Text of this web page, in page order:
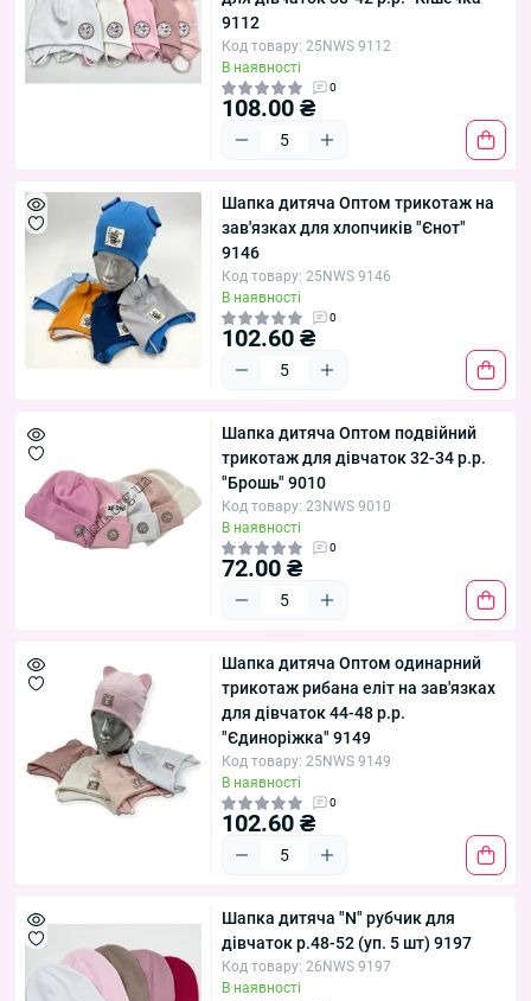
Умови замовлення
Мінімальне замовлення — від 1 упаковки (5
одиниць). Завозити у лютому та серпні до початку
кожного сезону. Доставка: Нова Пошта, Укрпошта,
Meest. Самовивіз — Промтоварний ринок 7км, м.
Одеса, вул. Базова, 17.
9112
Код товару: 25NWS 9112
В наявності
0
108.00 ₴
Шапка дитяча Оптом трикотаж на
зав'язках для хлопчиків "Єнот"
9146
Код товару: 25NWS 9146
В наявності
0
102.60 ₴
Шапка дитяча Оптом подвійний
трикотаж для дівчаток 32-34 р.р.
"Брошь" 9010
Код товару: 23NWS 9010
В наявності
0
72.00 ₴
Шапка дитяча Оптом одинарний
трикотаж рибана еліт на зав'язках
для дівчаток 44-48 р.р.
"Єдиноріжка" 9149
Код товару: 25NWS 9149
В наявності
0
102.60 ₴
Шапка дитяча "N" рубчик для
дівчаток р.48-52 (уп. 5 шт) 9197
Код товару: 26NWS 9197
В наявності